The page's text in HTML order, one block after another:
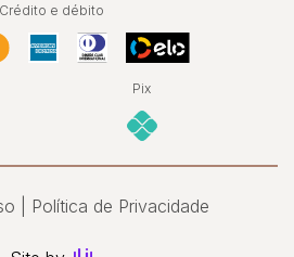
Crédito e débito
Pix
Política de Privacidade